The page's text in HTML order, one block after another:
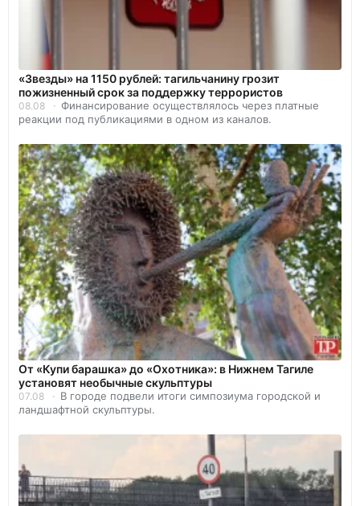
«Звезды» на 1150 рублей: тагильчанину грозит
пожизненный срок за поддержку террористов
08.08
Финансирование осуществлялось через платные
реакции под публикациями в одном из каналов.
От «Купи барашка» до «Охотника»: в Нижнем Тагиле
установят необычные скульптуры
07.08
В городе подвели итоги симпозиума городской и
ландшафтной скульптуры.